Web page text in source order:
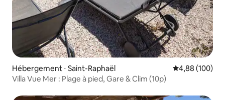
Hébergement ⋅ Saint-Raphaël Évaluation
4,88 (100)
Villa Vue Mer : Plage à pied, Gare & Clim (10p)